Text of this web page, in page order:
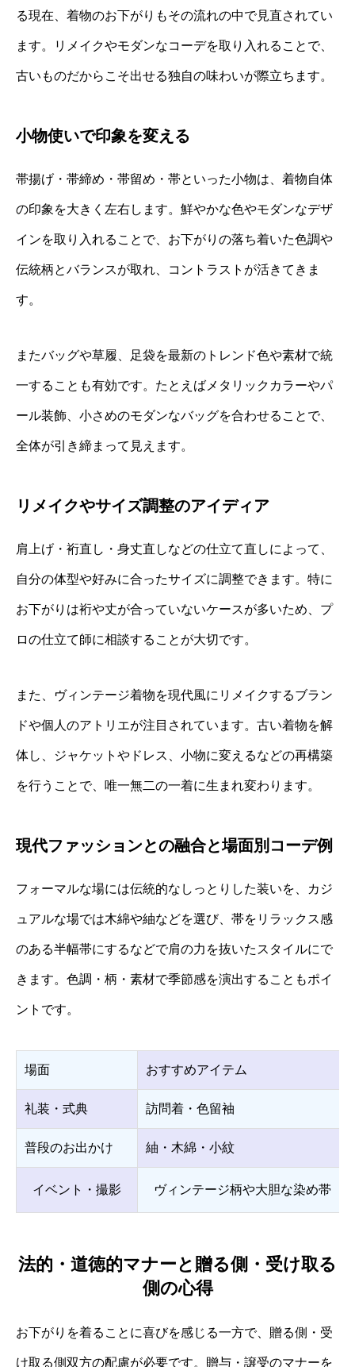
る現在、着物のお下がりもその流れの中で見直されてい
ます。リメイクやモダンなコーデを取り入れることで、
古いものだからこそ出せる独自の味わいが際立ちます。
小物使いで印象を変える
帯揚げ・帯締め・帯留め・帯といった小物は、着物自体
の印象を大きく左右します。鮮やかな色やモダンなデザ
インを取り入れることで、お下がりの落ち着いた色調や
伝統柄とバランスが取れ、コントラストが活きてきま
す。
またバッグや草履、足袋を最新のトレンド色や素材で統
一することも有効です。たとえばメタリックカラーやパ
ール装飾、小さめのモダンなバッグを合わせることで、
全体が引き締まって見えます。
リメイクやサイズ調整のアイディア
肩上げ・裄直し・身丈直しなどの仕立て直しによって、
自分の体型や好みに合ったサイズに調整できます。特に
お下がりは裄や丈が合っていないケースが多いため、プ
ロの仕立て師に相談することが大切です。
また、ヴィンテージ着物を現代風にリメイクするブラン
ドや個人のアトリエが注目されています。古い着物を解
体し、ジャケットやドレス、小物に変えるなどの再構築
を行うことで、唯一無二の一着に生まれ変わります。
現代ファッションとの融合と場面別コーデ例
フォーマルな場には伝統的なしっとりした装いを、カジ
ュアルな場では木綿や紬などを選び、帯をリラックス感
のある半幅帯にするなどで肩の力を抜いたスタイルにで
きます。色調・柄・素材で季節感を演出することもポイ
ントです。
場面 おすすめアイテム
礼装・式典 訪問着・色留袖
普段のお出かけ 紬・木綿・小紋
イベント・撮影 ヴィンテージ柄や大胆な染め帯
法的・道徳的マナーと贈る側・受け取る
側の心得
お下がりを着ることに喜びを感じる一方で、贈る側・受
け取る側双方の配慮が必要です。贈与・譲受のマナーを